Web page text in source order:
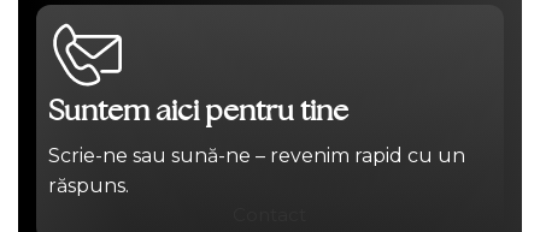
Suntem aici pentru tine
Scrie-ne sau sună-ne – revenim rapid cu un
răspuns.